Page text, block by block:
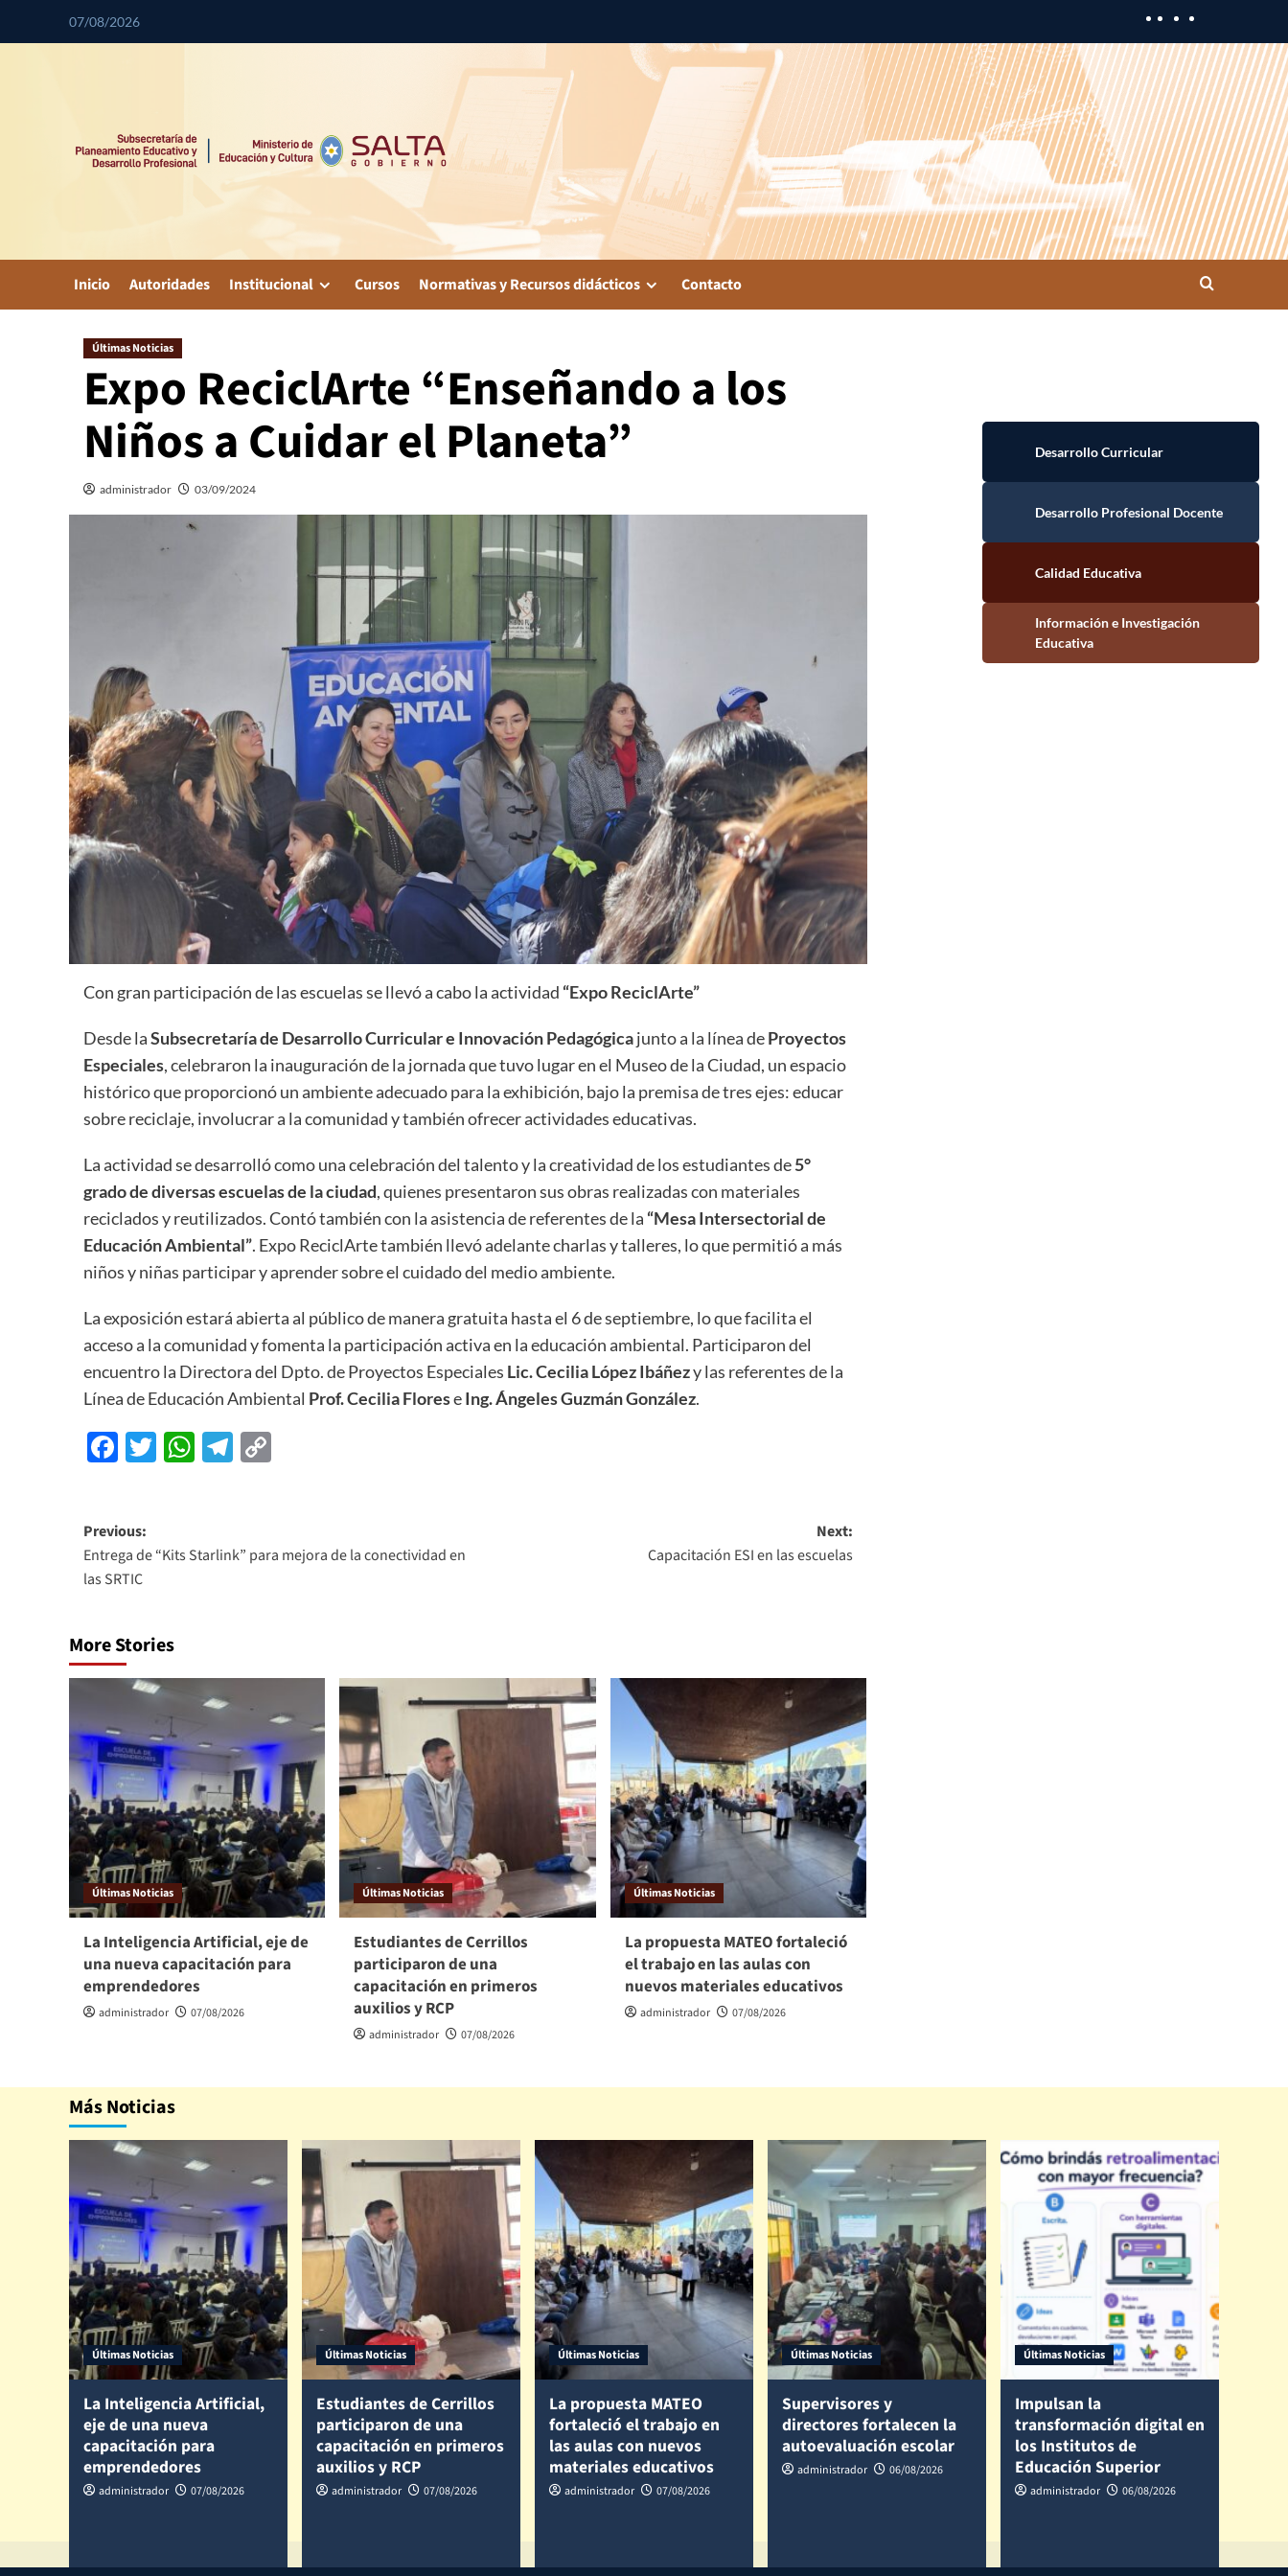
07/08/2026
Inicio Autoridades Institucional Cursos Normativas y Recursos didácticos Contacto
Últimas Noticias
Expo ReciclArte “Enseñando a los
Niños a Cuidar el Planeta”
administrador 03/09/2024
Con gran participación de las escuelas se llevó a cabo la actividad “Expo ReciclArte”
Desde laSubsecretaría de Desarrollo Curricular e Innovación Pedagógicajunto a la línea deProyectos
Especiales, celebraron la inauguración de la jornada que tuvo lugar en el Museo de la Ciudad, un espacio
histórico que proporcionó un ambiente adecuado para la exhibición, bajo la premisa de tres ejes: educar
sobre reciclaje, involucrar a la comunidad y también ofrecer actividades educativas.
La actividad se desarrolló como una celebración del talento y la creatividad de los estudiantes de5°
grado de diversas escuelas de la ciudad, quienes presentaron sus obras realizadas con materiales
reciclados y reutilizados. Contó también con la asistencia de referentes de la “Mesa Intersectorial de
Educación Ambiental”. Expo ReciclArte también llevó adelante charlas y talleres, lo que permitió a más
niños y niñas participar y aprender sobre el cuidado del medio ambiente.
La exposición estará abierta al público de manera gratuita hasta el 6 de septiembre, lo que facilita el
acceso a la comunidad y fomenta la participación activa en la educación ambiental. Participaron del
encuentro la Directora del Dpto. de Proyectos Especiales Lic. Cecilia López Ibáñezy las referentes de la
Línea de Educación Ambiental Prof. Cecilia FloreseIng. Ángeles Guzmán González.
Facebook
Twitter
WhatsApp
Telegram
Previous:
Entrega de “Kits Starlink” para mejora de la conectividad en
las SRTIC
Next:
Capacitación ESI en las escuelas
More Stories
Últimas Noticias
La Inteligencia Artificial, eje de
una nueva capacitación para
emprendedores
administrador 07/08/2026
Últimas Noticias
Estudiantes de Cerrillos
participaron de una
capacitación en primeros
auxilios y RCP
administrador 07/08/2026
Últimas Noticias
La propuesta MATEO fortaleció
el trabajo en las aulas con
nuevos materiales educativos
administrador 07/08/2026
Información e Investigación Educativa
Más Noticias
Últimas Noticias
La Inteligencia Artificial,
eje de una nueva
capacitación para
emprendedores
administrador 07/08/2026
Últimas Noticias
Estudiantes de Cerrillos
participaron de una
capacitación en primeros
auxilios y RCP
administrador 07/08/2026
Últimas Noticias
La propuesta MATEO
fortaleció el trabajo en
las aulas con nuevos
materiales educativos
administrador 07/08/2026
Últimas Noticias
Supervisores y
directores fortalecen la
autoevaluación escolar
administrador 06/08/2026
Últimas Noticias
Impulsan la
transformación digital en
los Institutos de
Educación Superior
administrador 06/08/2026